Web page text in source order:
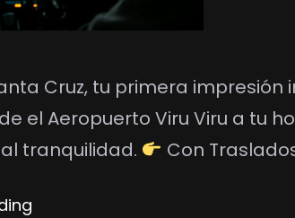
Cruz, tu primera
el Aeropuerto Viru Viru a tu
tranquilidad.
Con